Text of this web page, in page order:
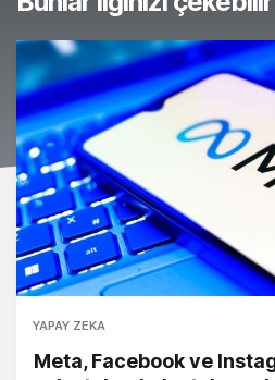
YAPAY ZEKA
Meta, Facebook ve